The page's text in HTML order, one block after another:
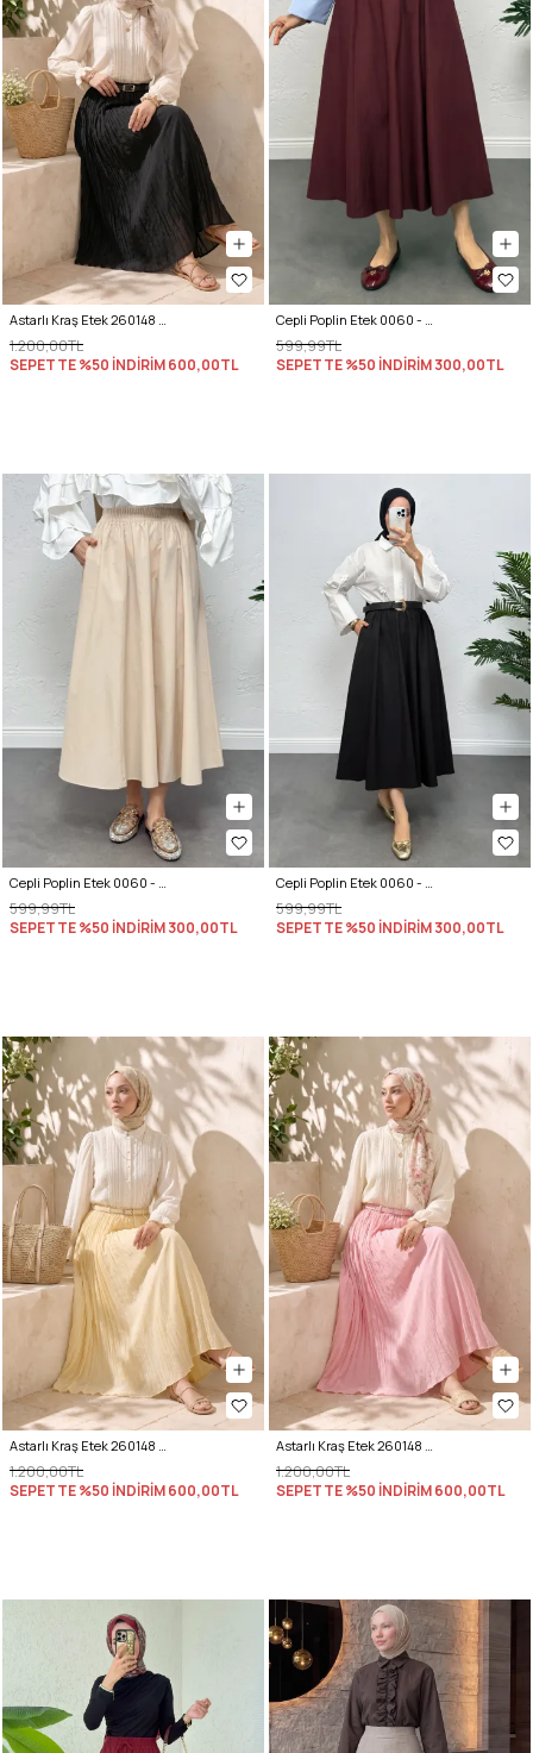
Astarlı Kraş Etek 260148 - SİYAH
1.200,00TL
SEPETTE %50 İNDİRİM600,00TL
Cepli Poplin Etek 0060 - BORDO
599,99TL
SEPETTE %50 İNDİRİM300,00TL
Cepli Poplin Etek 0060 - EKRU
599,99TL
SEPETTE %50 İNDİRİM300,00TL
Cepli Poplin Etek 0060 - SİYAH
599,99TL
SEPETTE %50 İNDİRİM300,00TL
Astarlı Kraş Etek 260148 - TEREYAĞ SARISI
1.200,00TL
SEPETTE %50 İNDİRİM600,00TL
Astarlı Kraş Etek 260148 - PEMBE
1.200,00TL
SEPETTE %50 İNDİRİM600,00TL